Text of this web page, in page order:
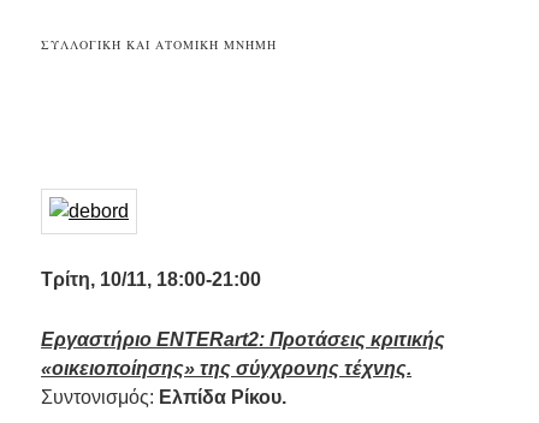
ΣΥΛΛΟΓΙΚΉ ΚΑΙ ΑΤΟΜΙΚΉ ΜΝΉΜΗ
Τρίτη, 10/11, 18:00-21:00
Εργαστήριο ENTERart2: Προτάσεις κριτικής
«οικειοποίησης» της σύγχρονης τέχνης.
Συντονισμός: Ελπίδα Ρίκου.